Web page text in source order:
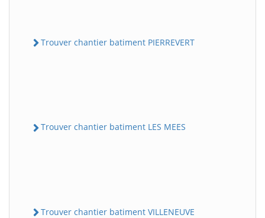
Trouver chantier batiment PIERREVERT
Trouver chantier batiment LES MEES
Trouver chantier batiment VILLENEUVE